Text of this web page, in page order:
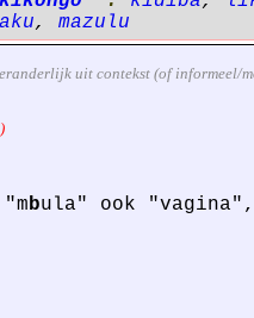
, mazulu
uit contekst (of informeel/
bula" ook